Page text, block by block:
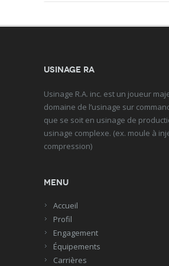
Usinage RA
Usinage R.A. inc. est un joueur
domaine de l’usinage sur
que se soit en usinage de
usinage complexe. (ex. moule à
compression)
Menu
Accueil
Profil
Engagement
Équipements
Carrières